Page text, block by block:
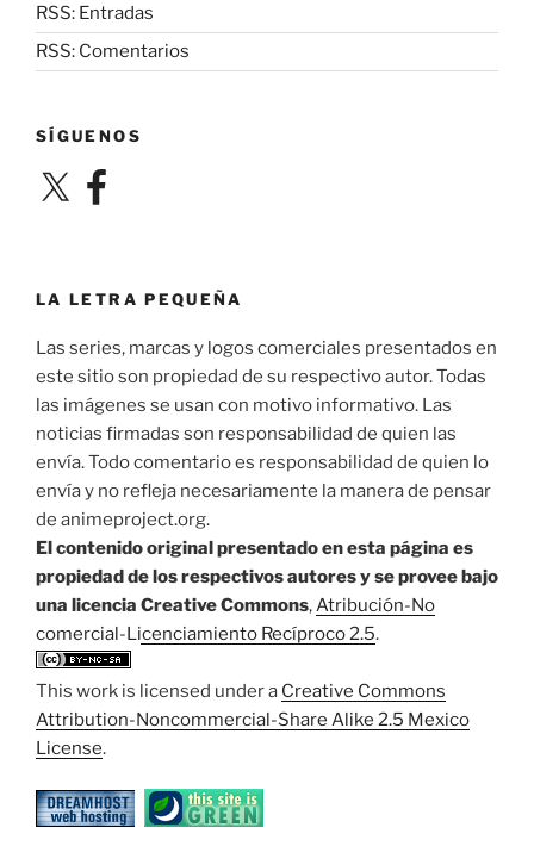
RSS: Entradas
RSS: Comentarios
SÍGUENOS
X Facebook
LA LETRA PEQUEÑA
Las series, marcas y logos comerciales presentados en
este sitio son propiedad de su respectivo autor. Todas
las imágenes se usan con motivo informativo. Las
noticias firmadas son responsabilidad de quien las
envía. Todo comentario es responsabilidad de quien lo
envía y no refleja necesariamente la manera de pensar
de animeproject.org.
El contenido original presentado en esta página es
propiedad de los respectivos autores y se provee bajo
una licencia Creative Commons,Atribución-No
comercial-Licenciamiento Recíproco 2.5.
This work is licensed under a Creative Commons
Attribution-Noncommercial-Share Alike 2.5 Mexico
License.